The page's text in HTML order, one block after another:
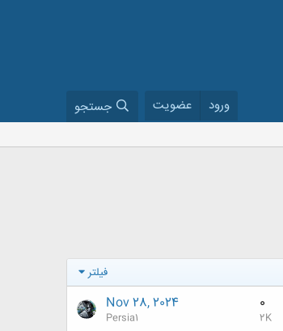
ورود عضویت جستجو
فیلتر
0
2K
Nov 28, 2024
Persia1